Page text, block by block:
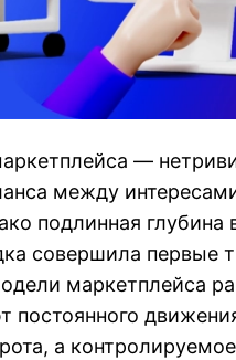
—
между
подлинная
совершила первые
маркетплейса
постоянного
а